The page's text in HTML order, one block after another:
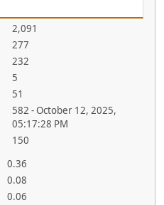
2,091
277
232
5
51
582 - October 12, 2025,
05:17:28 PM
150
0.36
0.08
0.06